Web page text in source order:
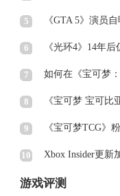
5
6 《光环4》14年
7 如何在《宝可梦
8
9
10
游戏评测